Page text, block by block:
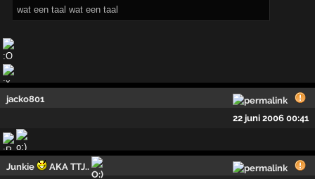
wat een taal wat een taal
jacko801
22 juni 2006 00:41
Junkie
AKA TTJ..